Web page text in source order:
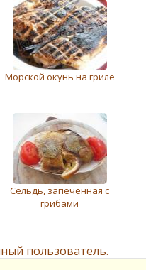
Морской окунь на гриле
Сельдь, запеченная с
грибами
пользователь.